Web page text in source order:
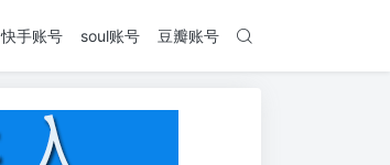
快手账号 soul账号 豆瓣账号